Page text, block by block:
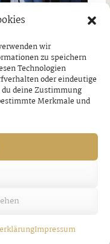
wir
zu speichern
Technologien
oder eindeutige
deine Zustimmung
Merkmale und
Impressum
am Inn